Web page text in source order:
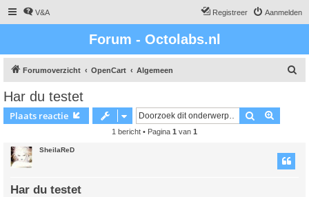
V&A Aanmelden
Registreer
Forum - Octolabs.nl
Forumoverzicht OpenCart Algemeen
Har du testet
Plaats reactie Zoek
1 bericht • Pagina 1 van 1
SheilaReD
Har du testet